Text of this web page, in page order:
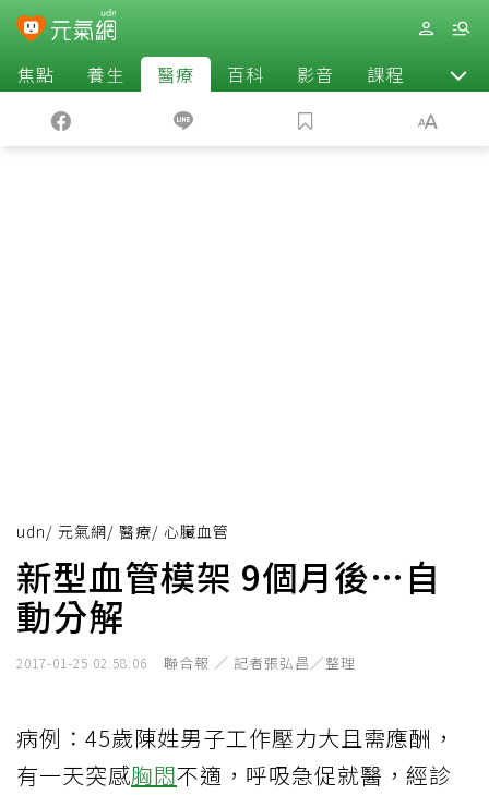
焦點 養生 醫療 百科 影音 課程 退休
udn/ 元氣網/ 醫療/ 心臟血管
新型血管模架 9個月後…自
動分解
2017-01-25 02:58:06 聯合報 ／ 記者張弘昌／整理
病例：45歲陳姓男子工作壓力大且需應酬，
有一天突感胸悶不適，呼吸急促就醫，經診